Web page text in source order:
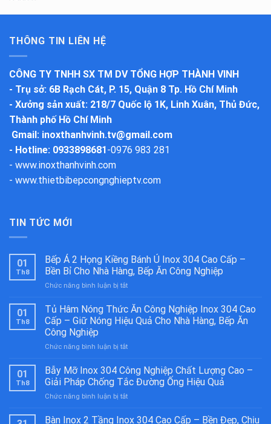
THÔNG TIN LIÊN HỆ
CÔNG TY TNHH SX TM DV TỔNG HỢP THÀNH VINH
- Trụ sở: 6B Rạch Cát, P. 15, Quận 8 Tp. Hồ Chí Minh
- Xưởng sản xuất: 218/7 Quốc lộ 1K, Linh Xuân, Thủ Đức,
Thành phố Hồ Chí Minh
Gmail: inoxthanhvinh.tv@gmail.com
- Hotline: 0933898681-0976 983 281
- www.inoxthanhvinh.com
- www.thietbibepcongnghieptv.com
TIN TỨC MỚI
01
Th8
Bếp Á 2 Họng Kiềng Bánh Ú Inox 304 Cao Cấp –
Bền Bỉ Cho Nhà Hàng, Bếp Ăn Công Nghiệp
Chức năng bình luận bị tắtở
Á
2
Họng
Bánh
Inox
304
Cấp
Bền
01
Th8
Tủ Hâm Nóng Thức Ăn Công Nghiệp Inox 304 Cao
Cấp – Giữ Nóng Hiệu Quả Cho Nhà Hàng, Bếp Ăn
Công Nghiệp
Chức năng bình luận bị tắtở
Hâm
Nóng
Thức
Ăn
Nghiệp
01
Th8
Bẫy Mỡ Inox 304 Công Nghiệp Chất Lượng Cao –
Giải Pháp Chống Tắc Đường Ống Hiệu Quả
Chức năng bình luận bị tắtở
Mỡ
Bàn Inox 2 Tầng Inox 304 Cao Cấp – Bền Đẹp, Chịu